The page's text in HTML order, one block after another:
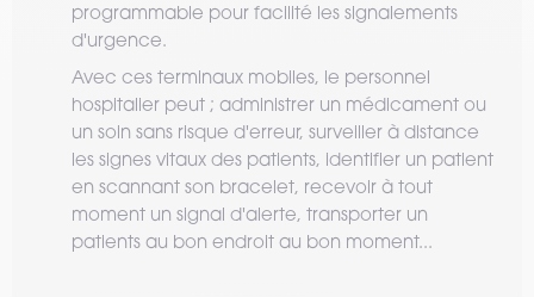
programmable pour facilité les signalements
d'urgence.
Avec ces terminaux mobiles, le personnel
hospitalier peut ; administrer un médicament ou
un soin sans risque d'erreur, surveiller à distance
les signes vitaux des patients, identifier un patient
en scannant son bracelet, recevoir à tout
moment un signal d'alerte, transporter un
patients au bon endroit au bon moment...